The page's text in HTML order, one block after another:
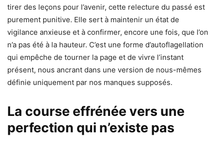
tirer des leçons pour l’avenir, cette relecture du passé est
purement punitive. Elle sert à maintenir un état de
vigilance anxieuse et à confirmer, encore une fois, que l’on
n’a pas été à la hauteur. C’est une forme d’autoflagellation
qui empêche de tourner la page et de vivre l’instant
présent, nous ancrant dans une version de nous-mêmes
définie uniquement par nos manques supposés.
La course effrénée vers une
perfection qui n’existe pas